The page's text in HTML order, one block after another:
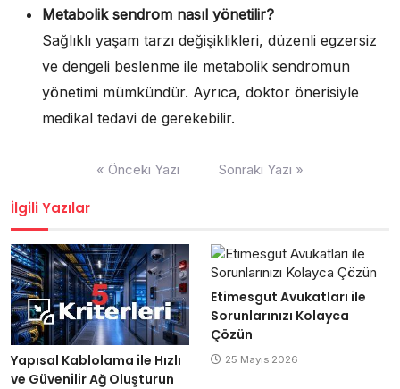
Metabolik sendrom nasıl yönetilir?
Sağlıklı yaşam tarzı değişiklikleri, düzenli egzersiz
ve dengeli beslenme ile metabolik sendromun
yönetimi mümkündür. Ayrıca, doktor önerisiyle
medikal tedavi de gerekebilir.
« Önceki Yazı Sonraki Yazı »
İlgili Yazılar
Yapısal Kablolama ile Hızlı
ve Güvenilir Ağ Oluşturun
Etimesgut Avukatları ile
Sorunlarınızı Kolayca
Çözün
25 Mayıs 2026